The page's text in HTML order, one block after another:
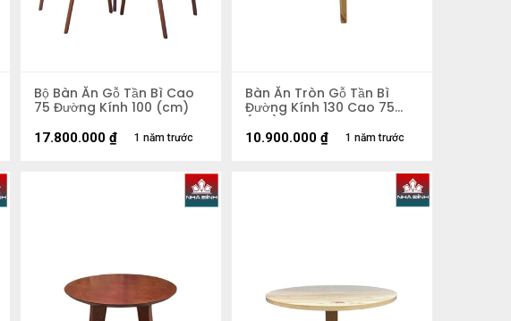
Bộ Bàn Ăn Gỗ Tần Bì Cao
75 Đường Kính 100 (cm)
1 năm trước
17.800.000 ₫
Bàn Ăn Tròn Gỗ Tần Bì
Đường Kính 130 Cao 75
(cm)
1 năm trước
10.900.000 ₫